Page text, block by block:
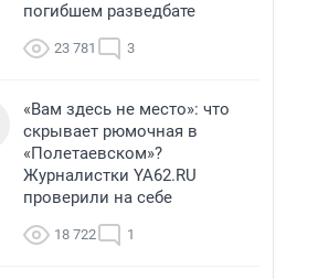
погибшем разведбате
23 781 3
«Вам здесь не место»: что
скрывает рюмочная в
«Полетаевском»?
Журналистки YA62.RU
проверили на себе
18 722 1